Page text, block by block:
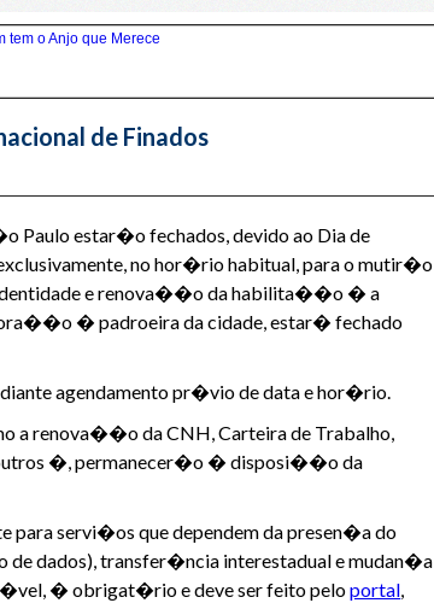
de Finados
Paulo estar�o fechados, devido ao Dia de
no hor�rio habitual, para o mutir�o
Identidade e renova��o da habilita��o � a
� padroeira da cidade, estar� fechado
agendamento pr�vio de data e hor�rio.
a renova��o da CNH, Carteira de Trabalho,
outros �, permanecer�o � disposi��o da
para servi�os que dependem da presen�a do
dados), transfer�ncia interestadual e mudan�a
� obrigat�rio e deve ser feito peloportal,